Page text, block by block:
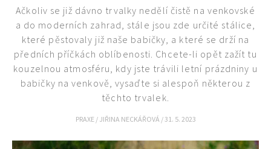
Ačkoliv se již dávno trvalky nedělí čistě na venkovské
a do moderních zahrad, stále jsou zde určité stálice,
které pěstovaly již naše babičky, a které se drží na
předních příčkách oblíbenosti. Chcete-li opět zažít tu
kouzelnou atmosféru, kdy jste trávili letní prázdniny u
babičky na venkově, vysaďte si alespoň některou z
těchto trvalek.
PRAXE / JIŘINA NECKÁŘOVÁ /31. 5. 2023